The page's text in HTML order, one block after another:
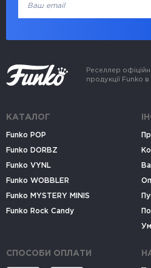
Реселлер
продукції Funko в
КАТАЛОГ
Funko POP
Funko DORBZ
Funko VYNL
Funko WOBBLER
Funko MYSTERY MINIS
Funko Rock Candy
СПОСОБИ ОПЛАТИ